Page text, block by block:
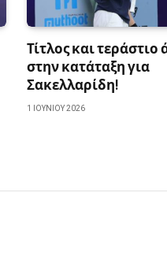
Τίτλος και τεράστιο
στην κατάταξη για
Σακελλαρίδη!
1 ΙΟΥΝΊΟΥ 2026